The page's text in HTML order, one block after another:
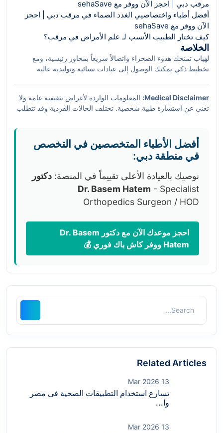
مرقب دبي | احجز الآن ووفر مع sehaSave
أفضل أطباء واختصاصيي الغدد الصماء في مرقب دبي | احجز
الآن ووفر مع sehaSave
كيف تختار الطبيب الأنسب لـ علم الأمراض في مرقب؟
الخلاصة
لهباب تمنحك هدوء الصحراء واتصالاً سريعاً بمحاور رئيسية، ومع
تخطيط ذكي يمكنك الوصول إلى عيادات نسائية وتوليدية عالية
Smart Hack
الكاش باك عبر sehaSave لتقليل التكلفة من دون
التنازل عن الجودة. بهذه المعادلة، ستجدين الرعاية التي تستحقينها
Medical Disclaimer: المعلومات الواردة لأغراض تثقيفية عامة ولا
تغني عن استشارة طبية شخصية. تختلف الحالات الفردية وقد تتطلب
معتمدة.أفضل الأطباء المتخصصين في التخصص
في منطقة دبي:
نوصيك بالعيادة الأعلى تقييماً في المنصة: دكتور
Dr. Basem Hatem - Specialist
Orthopedics Surgeon / HOD
احجز موعدك الآن مع دكتور Dr. Basem
Hatem ووفر كاش باك فوري 💰
Related Articles
13 Mar 2026
تسارع استخدام التطبيقات الصحية في مصر
وا...
13 Mar 2026